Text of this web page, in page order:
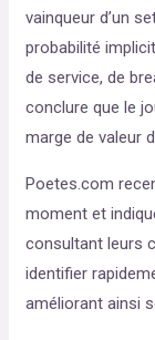
vainqueur d’un
probabilité
de service, de
conclure que le
marge de valeur
Poetes.com
moment et
consultant leurs
identifier
améliorant ainsi